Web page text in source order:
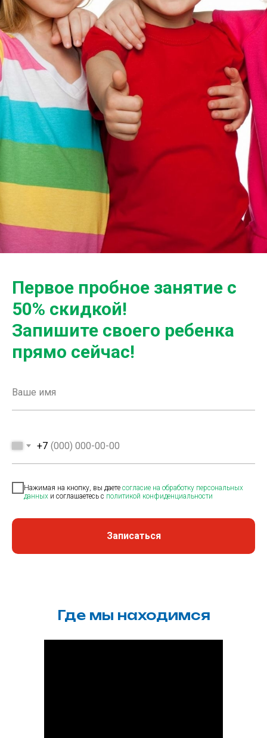
Первое пробное занятие с
50% скидкой!
Запишите своего ребенка
прямо сейчас!
+7
Нажимая на кнопку, вы даете согласие на обработку персональных
данных и соглашаетесь c политикой конфиденциальности
Записаться
Где мы находимся